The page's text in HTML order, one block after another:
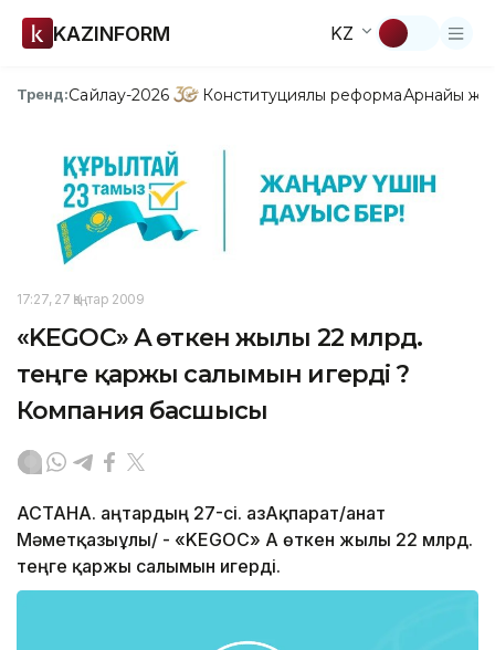
KAZINFORM KZ
Тренд:Сайлау-2026 Конституциялық реформаАрнайы
17:27, 27 Қаңтар 2009
«KEGOC» АҚ өткен жылы 22 млрд.
теңге қаржы салымын игерді ?
Компания басшысы
АСТАНА. Қаңтардың 27-сі. ҚазАқпарат/Қанат
Мәметқазыұлы/ - «KEGOC» АҚ өткен жылы 22 млрд.
теңге қаржы салымын игерді.